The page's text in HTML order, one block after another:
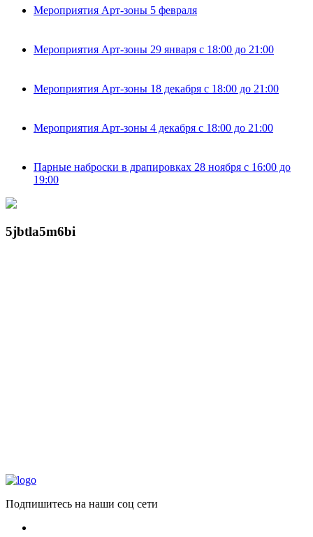
Мероприятия Арт-зоны 5 февраля
Мероприятия Арт-зоны 29 января с 18:00 до 21:00
Мероприятия Арт-зоны 18 декабря с 18:00 до 21:00
Мероприятия Арт-зоны 4 декабря с 18:00 до 21:00
Парные наброски в драпировках 28 ноября с 16:00 до
19:00
5jbtla5m6bi
Подпишитесь на наши соц сети